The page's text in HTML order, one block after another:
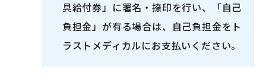
具給付券」に署名・捺印を行い、「自己
負担金」が有る場合は、自己負担金をト
ラストメディカルにお支払いください。